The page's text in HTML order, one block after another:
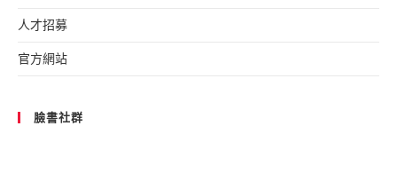
人才招募
官方網站
臉書社群